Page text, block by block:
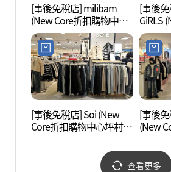
[事後免稅店] milibam
(New Core折扣購物中心
坪村店)(밀리밤 뉴코아아
울렛 평촌점)
[事後
GiRLS
物中心
뉴코아
[事後免稅店] Soi (New
Core折扣購物中心坪村
[事後
(New
아울렛
查看更多